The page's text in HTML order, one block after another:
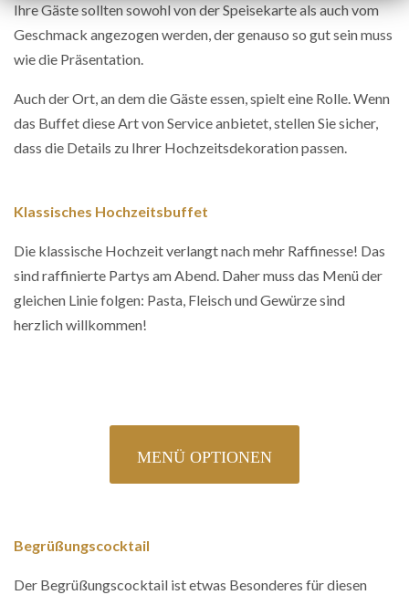
Ihre Gäste sollten sowohl von der Speisekarte als auch vom
Geschmack angezogen werden, der genauso so gut sein muss
wie die Präsentation.
Auch der Ort, an dem die Gäste essen, spielt eine Rolle. Wenn
das Buffet diese Art von Service anbietet, stellen Sie sicher,
dass die Details zu Ihrer Hochzeitsdekoration passen.
Klassisches Hochzeitsbuffet
Die klassische Hochzeit verlangt nach mehr Raffinesse! Das
sind raffinierte Partys am Abend. Daher muss das Menü der
gleichen Linie folgen: Pasta, Fleisch und Gewürze sind
herzlich willkommen!
MENÜ OPTIONEN
Begrüßungscocktail
Der Begrüßungscocktail ist etwas Besonderes für diesen